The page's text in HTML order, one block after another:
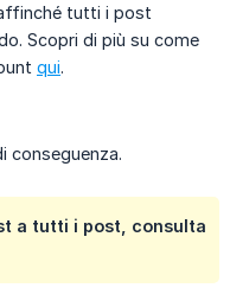
tutti i post
Scopri di più su come
qui.
conseguenza.
a tutti i post, consulta